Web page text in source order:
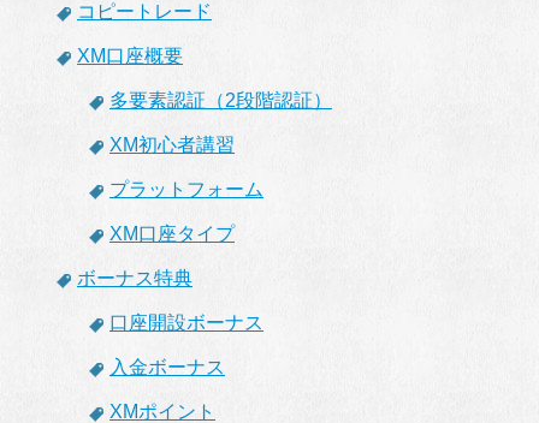
コピートレード
XM口座概要
多要素認証（2段階認証）
XM初心者講習
プラットフォーム
XM口座タイプ
ボーナス特典
口座開設ボーナス
入金ボーナス
XMポイント